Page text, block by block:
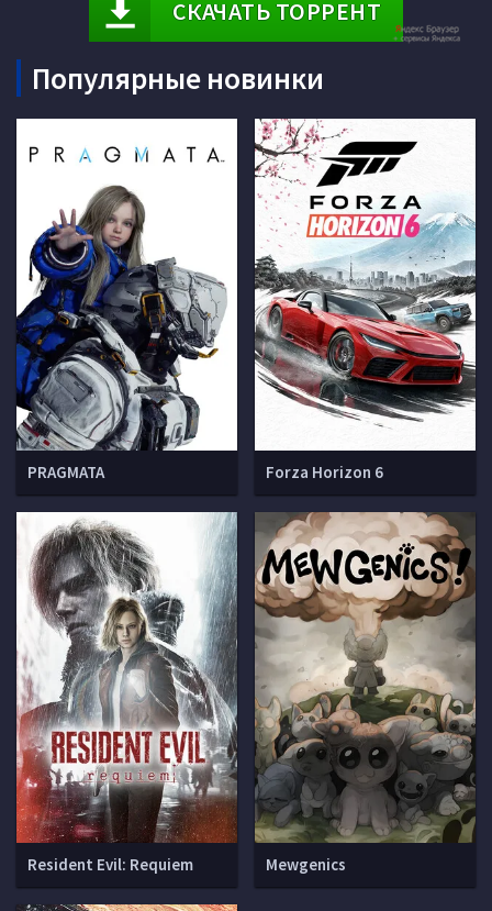
СКАЧАТЬ ТОРРЕНТ
Популярные новинки
PRAGMATA Forza Horizon 6
Resident Evil: Requiem Mewgenics